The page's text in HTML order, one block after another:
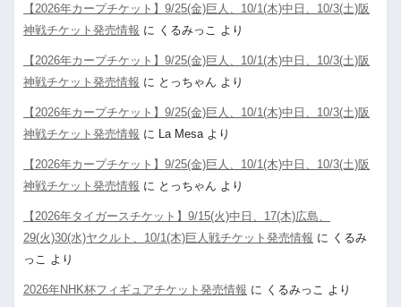
【2026年カープチケット】9/25(金)巨人、10/1(木)中日、10/3(土)阪
神戦チケット発売情報 に くるみっこ より
【2026年カープチケット】9/25(金)巨人、10/1(木)中日、10/3(土)阪
神戦チケット発売情報 に とっちゃん より
【2026年カープチケット】9/25(金)巨人、10/1(木)中日、10/3(土)阪
神戦チケット発売情報 に La Mesa より
【2026年カープチケット】9/25(金)巨人、10/1(木)中日、10/3(土)阪
神戦チケット発売情報 に とっちゃん より
【2026年タイガースチケット】9/15(火)中日、17(木)広島、
29(火)30(水)ヤクルト、10/1(木)巨人戦チケット発売情報 に くるみ
っこ より
2026年NHK杯フィギュアチケット発売情報 に くるみっこ より